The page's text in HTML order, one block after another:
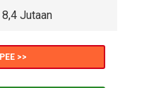
Jutaan
>>